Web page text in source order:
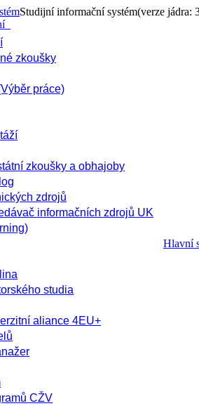
Studijní informační systém(verze jádra:
zkoušky
práce)
zkoušky a obhajoby
zdrojů
informačních zdrojů UK
studia
aliance 4EU+
CŽV
Hlavní